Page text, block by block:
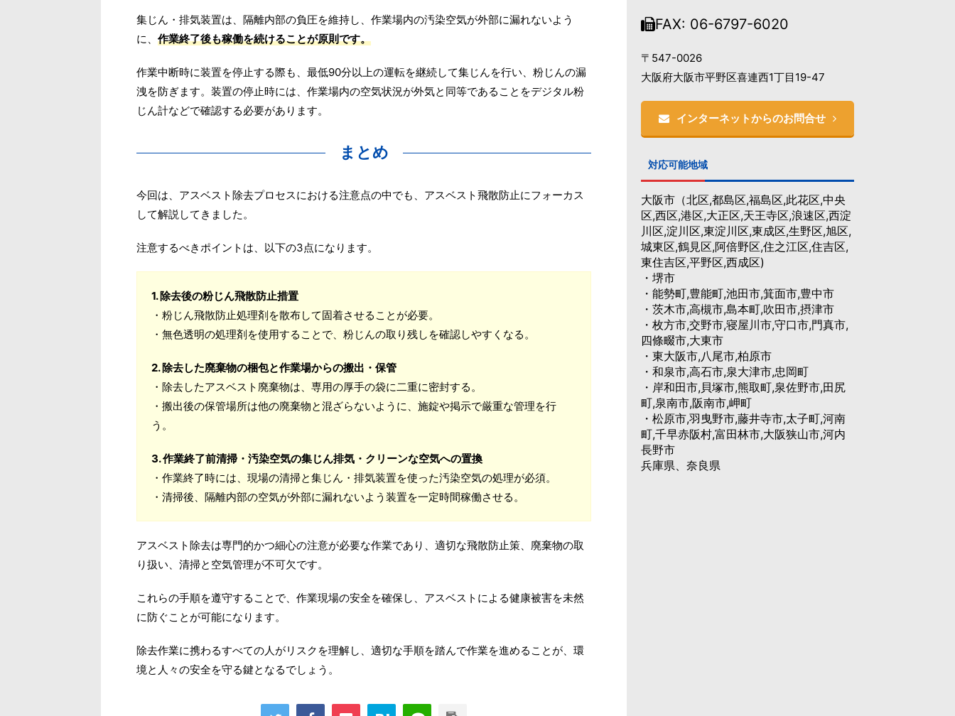
集じん・排気装置は、隔離内部の負圧を維持し、作業場内の汚染空気が外部に漏れないよう
に、 作業終了後も稼働を続けることが原則です。
作業中断時に装置を停止する際も、最低90分以上の運転を継続して集じんを行い、粉じんの漏
洩を防ぎます。装置の停止時には、作業場内の空気状況が外気と同等であることをデジタル粉
じん計などで確認する必要があります。
まとめ
今回は、アスベスト除去プロセスにおける注意点の中でも、アスベスト飛散防止にフォーカス
して解説してきました。
注意するべきポイントは、以下の3点になります。
1. 除去後の粉じん飛散防止措置
・粉じん飛散防止処理剤を散布して固着させることが必要。
・無色透明の処理剤を使用することで、粉じんの取り残しを確認しやすくなる。
2. 除去した廃棄物の梱包と作業場からの搬出・保管
・除去したアスベスト廃棄物は、専用の厚手の袋に二重に密封する。
・搬出後の保管場所は他の廃棄物と混ざらないように、施錠や掲示で厳重な管理を行
う。
3. 作業終了前清掃・汚染空気の集じん排気・クリーンな空気への置換
・作業終了時には、現場の清掃と集じん・排気装置を使った汚染空気の処理が必須。
・清掃後、隔離内部の空気が外部に漏れないよう装置を一定時間稼働させる。
アスベスト除去は専門的かつ細心の注意が必要な作業であり、適切な飛散防止策、廃棄物の取
り扱い、清掃と空気管理が不可欠です。
これらの手順を遵守することで、作業現場の安全を確保し、アスベストによる健康被害を未然
に防ぐことが可能になります。
除去作業に携わるすべての人がリスクを理解し、適切な手順を踏んで作業を進めることが、環
境と人々の安全を守る鍵となるでしょう。
FAX: 06-6797-6020
〒547-0026
大阪府大阪市平野区喜連西1丁目19-47
インターネットからのお問合せ
対応可能地域
大阪市（北区,都島区,福島区,此花区,中央
区,西区,港区,大正区,天王寺区,浪速区,西淀
川区,淀川区,東淀川区,東成区,生野区,旭区,
城東区,鶴見区,阿倍野区,住之江区,住吉区,
東住吉区,平野区,西成区)
・堺市
・能勢町,豊能町,池田市,箕面市,豊中市
・茨木市,高槻市,島本町,吹田市,摂津市
・枚方市,交野市,寝屋川市,守口市,門真市,
四條畷市,大東市
・東大阪市,八尾市,柏原市
・和泉市,高石市,泉大津市,忠岡町
・岸和田市,貝塚市,熊取町,泉佐野市,田尻
町,泉南市,阪南市,岬町
・松原市,羽曳野市,藤井寺市,太子町,河南
町,千早赤阪村,富田林市,大阪狭山市,河内
長野市
兵庫県、奈良県